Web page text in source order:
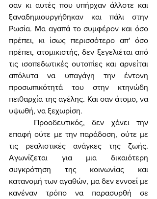
σαν κι αυτές που υπήρχαν άλλοτε και
ξαναδημιουργήθηκαν και πάλι στην
Ρωσία. Μα αγαπά το συμφέρον και όσο
πρέπει, κι ίσως περισσότερο απ' όσο
πρέπει, ατομικιστής, δεν ξεγελιέται από
τις ισοπεδωτικές ουτοπίες και αρνείται
απόλυτα να υπαγάγη την έντονη
προσωπικότητά του στην κτηνώδη
πειθαρχία της αγέλης. Και σαν άτομο, να
υψωθή, να ξεχωρίση.
επαφή ούτε με την παράδοση, ούτε με
τις ρεαλιστικές ανάγκες της ζωής.
Αγωνίζεται για μια δικαιότερη
συγκρότηση της κοινωνίας και
κατανομή των αγαθών, μα δεν εννοεί με
κανέναν τρόπο να παρασυρθή σε